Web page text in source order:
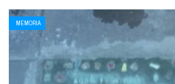
MEMORIA